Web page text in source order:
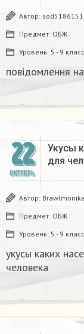
Автор:
Предмет: ОБЖ
Уровень: 5 - 9 класс
повідомлення
22
ОКТЯБРЬ
Укусы
для
Автор:
Предмет: ОБЖ
Уровень: 5 - 9 класс
укусы каких
человека​